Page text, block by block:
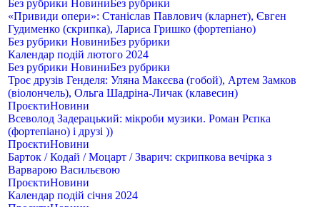
Без рубрики НовиниБез рубрики
«Привиди опери»: Станіслав Павлович (кларнет), Євген
Гудименко (скрипка), Лариса Гришко (фортепіано)
Без рубрики НовиниБез рубрики
Календар подій лютого 2024
Без рубрики НовиниБез рубрики
Троє друзів Генделя: Уляна Макєєва (гобой), Артем Замков
(віолончель), Ольга Шадріна-Личак (клавесин)
ПроєктиНовини
Всеволод Задерацький: мікроби музики. Роман Рєпка
(фортепіано) і друзі ))
ПроєктиНовини
Барток / Кодай / Моцарт / Зварич: скрипкова вечірка з
Варварою Васильєвою
ПроєктиНовини
Календар подій січня 2024